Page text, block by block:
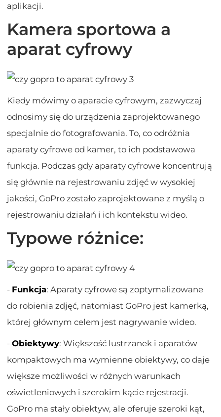
aplikacji.
Kamera sportowa a
aparat cyfrowy
Kiedy mówimy o aparacie cyfrowym, zazwyczaj
odnosimy się do urządzenia zaprojektowanego
specjalnie do fotografowania. To, co odróżnia
aparaty cyfrowe od kamer, to ich podstawowa
funkcja. Podczas gdy aparaty cyfrowe koncentrują
się głównie na rejestrowaniu zdjęć w wysokiej
jakości, GoPro zostało zaprojektowane z myślą o
rejestrowaniu działań i ich kontekstu wideo.
Typowe różnice:
- Funkcja: Aparaty cyfrowe są zoptymalizowane
do robienia zdjęć, natomiast GoPro jest kamerką,
której głównym celem jest nagrywanie wideo.
-Obiektywy: Większość lustrzanek i aparatów
kompaktowych ma wymienne obiektywy, co daje
większe możliwości w różnych warunkach
oświetleniowych i szerokim kącie rejestracji.
GoPro ma stały obiektyw, ale oferuje szeroki kąt,